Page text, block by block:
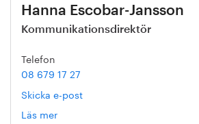
Hanna Escobar-Jansson
Kommunikationsdirektör
Telefon
08 679 17 27
Skicka e-post
Läs mer